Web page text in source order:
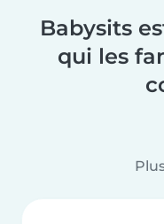
Babysits
qui les